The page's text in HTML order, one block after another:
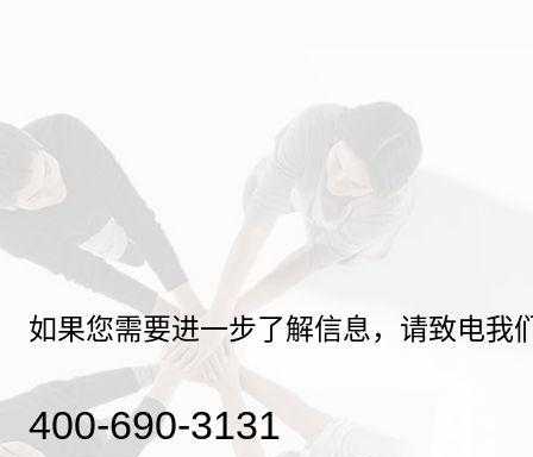
如果您需要进一步了解信息，请致电我
400-690-3131